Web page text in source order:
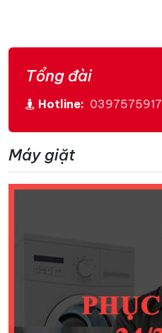
Tổng đài
Hotline: 0397575917
Máy giặt